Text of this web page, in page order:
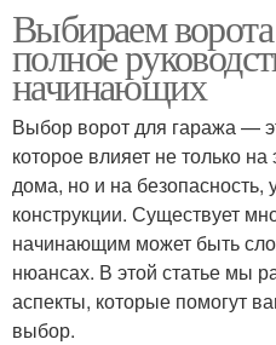
Гаражные вороты
Рулонные вороты
Уход за воротами
Выбираем
полное
начинающих
Выбор ворот для гаража —
которое влияет не только
дома, но и на безопасность,
конструкции. Существует
начинающим может быть
нюансах. В этой статье мы
аспекты, которые помогут
выбор.